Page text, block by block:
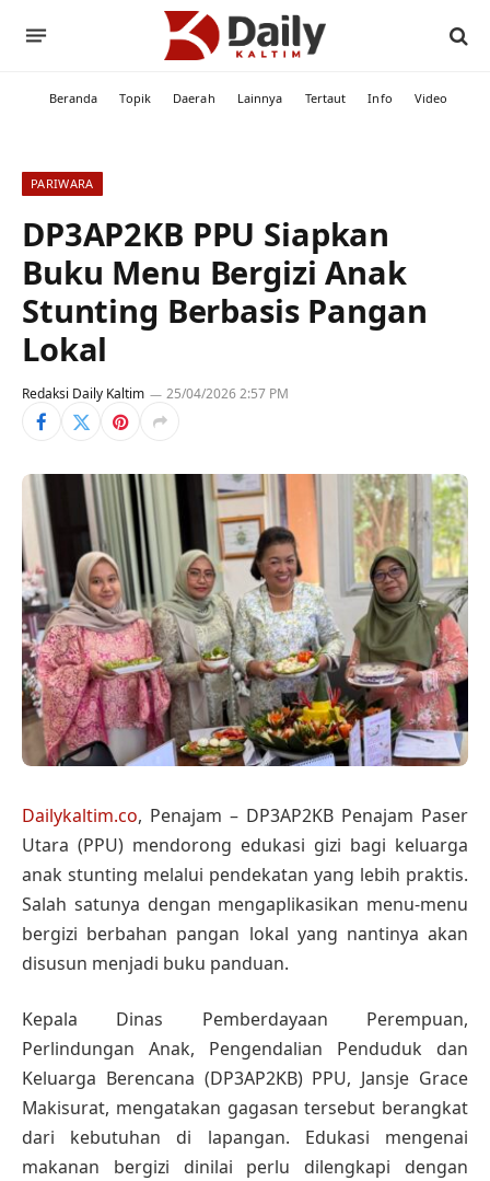
Beranda Topik Daerah Lainnya Tertaut Info Video
PARIWARA
DP3AP2KB PPU Siapkan
Buku Menu Bergizi Anak
Stunting Berbasis Pangan
Lokal
Redaksi Daily Kaltim 25/04/2026 2:57 PM
Dailykaltim.co, Penajam – DP3AP2KB Penajam Paser
Utara (PPU) mendorong edukasi gizi bagi keluarga
anak stunting melalui pendekatan yang lebih praktis.
Salah satunya dengan mengaplikasikan menu-menu
bergizi berbahan pangan lokal yang nantinya akan
disusun menjadi buku panduan.
Kepala Dinas Pemberdayaan Perempuan,
Perlindungan Anak, Pengendalian Penduduk dan
Keluarga Berencana (DP3AP2KB) PPU, Jansje Grace
Makisurat, mengatakan gagasan tersebut berangkat
dari kebutuhan di lapangan. Edukasi mengenai
makanan bergizi dinilai perlu dilengkapi dengan